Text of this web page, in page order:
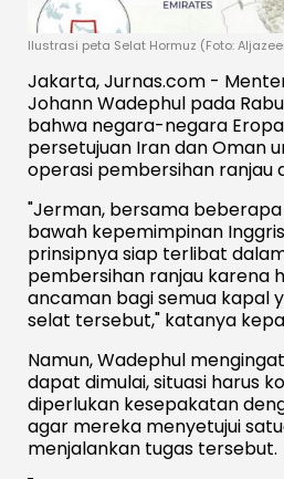
Ilustrasi peta Selat Hormuz (Foto:
Jakarta, Jurnas.com -
Johann Wadephul pada
bahwa negara-negara
persetujuan Iran dan Oman
operasi pembersihan ranjau
"Jerman, bersama beberapa
bawah kepemimpinan
prinsipnya siap terlibat
pembersihan ranjau karena
ancaman bagi semua kapal
selat tersebut," katanya
Namun, Wadephul
dapat dimulai, situasi harus
diperlukan kesepakatan
agar mereka menyetujui
menjalankan tugas tersebut.